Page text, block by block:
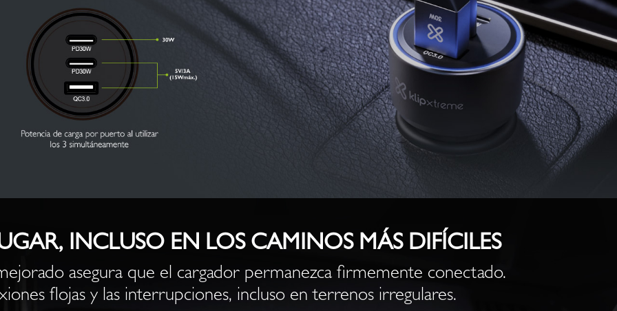
INCLUSO EN LOS CAMINOS MÁS DIFÍCILES
asegura que el cargador permanezca firmemente conectado.
flojas y las interrupciones, incluso en terrenos irregulares.